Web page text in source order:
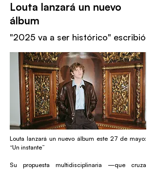
Louta lanzará un nuevo
álbum
"2025 va a ser histórico" escribió
Louta lanzará un nuevo álbum este 27 de mayo:
“Un instante”
Su propuesta multidisciplinaria —que cruza